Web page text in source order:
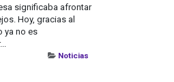
significaba afrontar
Hoy, gracias al
ya no es
Noticias